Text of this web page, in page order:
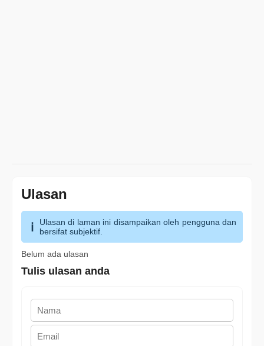
Ulasan
Ulasan di laman ini disampaikan oleh pengguna dan
bersifat subjektif.
Belum ada ulasan
Tulis ulasan anda